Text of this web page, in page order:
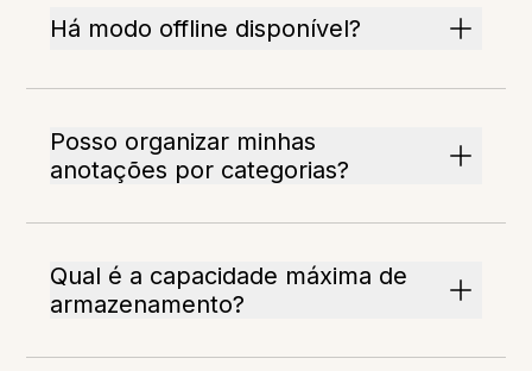
Há modo offline disponível?
Posso organizar minhas
anotações por categorias?
Qual é a capacidade máxima de
armazenamento?